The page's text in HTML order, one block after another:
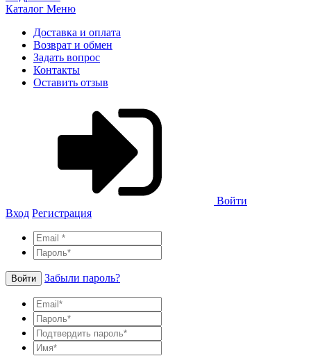
Каталог Меню
Доставка и оплата
Возврат и обмен
Задать вопрос
Контакты
Оставить отзыв
Войти
Вход Регистрация
Войти Забыли пароль?